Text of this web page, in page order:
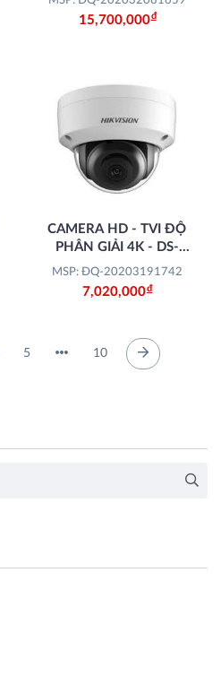
15,700,000Đ
CAMERA HD - TVI ĐỘ
PHÂN GIẢI 4K - DS-
2CE5AU7T-VPIT3ZF
MSP: ĐQ-20203191742
7,020,000Đ
5 10